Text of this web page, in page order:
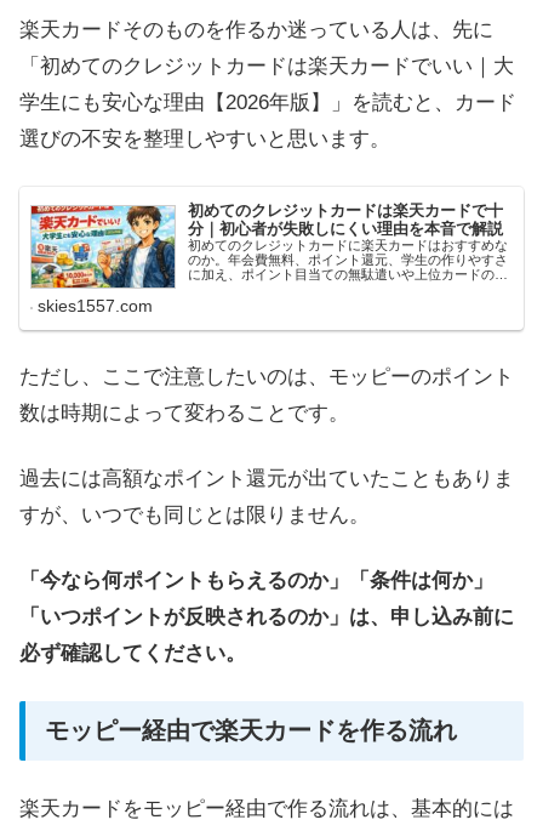
楽天カードそのものを作るか迷っている人は、先に
「初めてのクレジットカードは楽天カードでいい｜大
学生にも安心な理由【2026年版】」を読むと、カード
選びの不安を整理しやすいと思います。
初めてのクレジットカードは楽天カードで十
分｜初心者が失敗しにくい理由を本音で解説
初めてのクレジットカードに楽天カードはおすすめな
のか。年会費無料、ポイント還元、学生の作りやすさ
に加え、ポイント目当ての無駄遣いや上位カードの注
skies1557.com
ただし、ここで注意したいのは、モッピーのポイント
数は時期によって変わることです。
過去には高額なポイント還元が出ていたこともありま
すが、いつでも同じとは限りません。
「今なら何ポイントもらえるのか」「条件は何か」
「いつポイントが反映されるのか」は、申し込み前に
必ず確認してください。
モッピー経由で楽天カードを作る流れ
楽天カードをモッピー経由で作る流れは、基本的には